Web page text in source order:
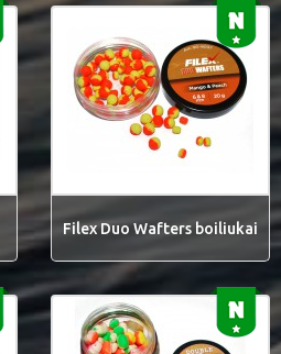
Filex Duo Wafters boiliukai